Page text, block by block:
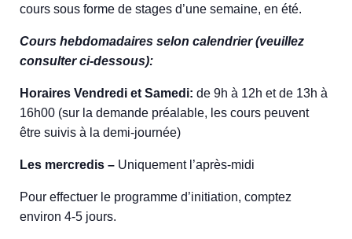
cours sous forme de stages d’une semaine, en été.
Cours hebdomadaires selon calendrier (veuillez
consulter ci-dessous):
Horaires Vendredi et Samedi: de 9h à 12h et de 13h à
16h00 (sur la demande préalable, les cours peuvent
être suivis à la demi-journée)
Les mercredis – Uniquement l’après-midi
Pour effectuer le programme d’initiation, comptez
environ 4-5 jours.